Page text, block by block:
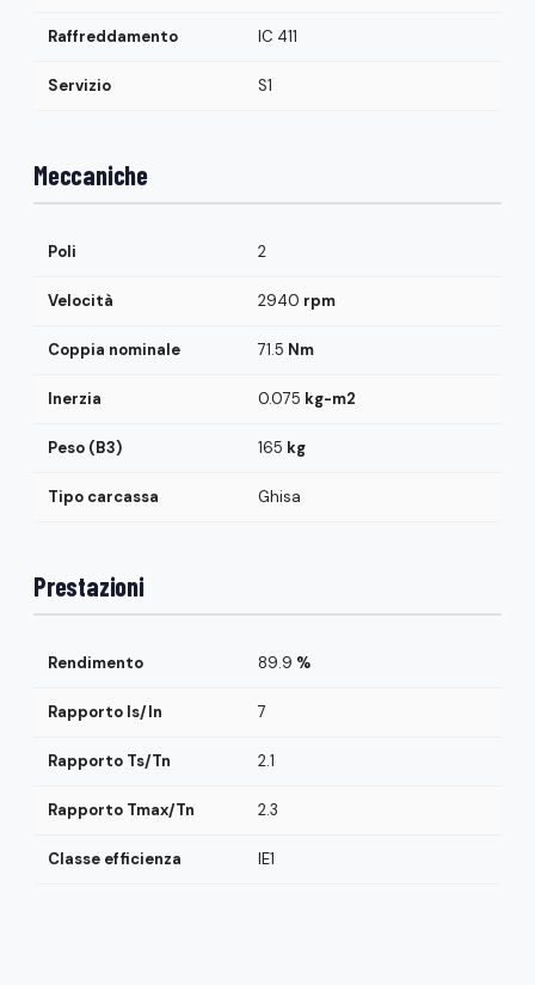
Raffreddamento IC 411
Servizio S1
Meccaniche
Poli 2
Velocità 2940 rpm
Coppia nominale 71.5 Nm
Inerzia 0.075 kg-m2
Peso (B3) 165 kg
Tipo carcassa Ghisa
Prestazioni
Rendimento 89.9 %
Rapporto Is/In 7
Rapporto Ts/Tn 2.1
Rapporto Tmax/Tn 2.3
Classe efficienza IE1